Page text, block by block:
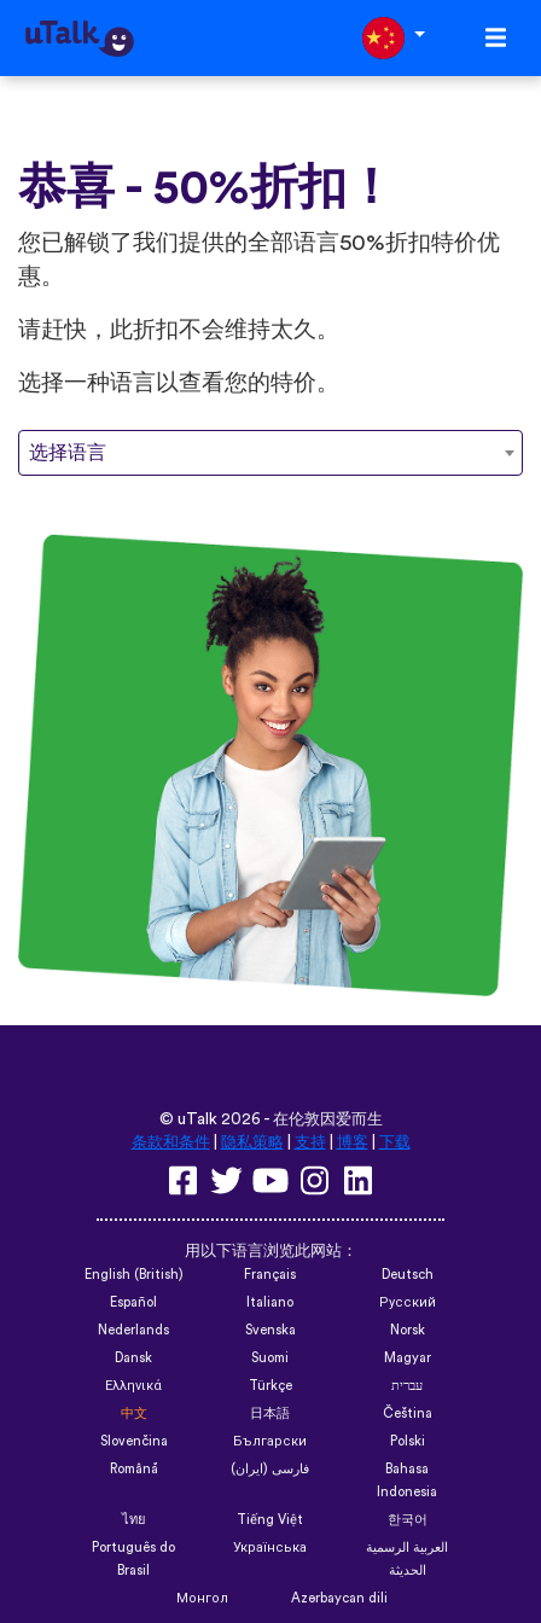
恭喜 - 50%折扣！
您已解锁了我们提供的全部语言50%折扣特价优
惠。
请赶快，此折扣不会维持太久。
选择一种语言以查看您的特价。
选择语言
© uTalk2026 - 在伦敦因爱而生
条款和条件| 隐私策略 支持| 博客 下载
用以下语言浏览此网站：
English (British) Français Deutsch
Español Italiano Русский
Nederlands Svenska Norsk
Dansk Suomi Magyar
Ελληνικά Türkçe עברית
中文 日本語 Čeština
Slovenčina Български Polski
Română فارسی (ایران)
Bahasa
Indonesia
ไทย Tiếng Việt 한국어
Português do
Brasil
Українська
العربية الرسمية
الحديثة
Монгол Azərbaycan dili